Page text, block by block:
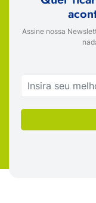
Assine nossa